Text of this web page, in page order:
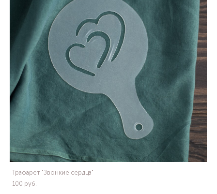
Трафарет "Звонкие сердца"
100 pуб.